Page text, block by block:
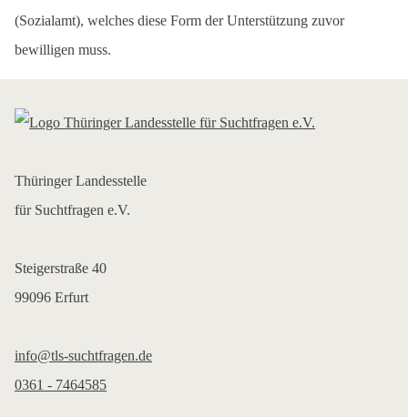
(Sozialamt), welches diese Form der Unterstützung zuvor
bewilligen muss.
Thüringer Landesstelle
für Suchtfragen e.V.
Steigerstraße 40
99096 Erfurt
info@tls-suchtfragen.de
0361 - 7464585